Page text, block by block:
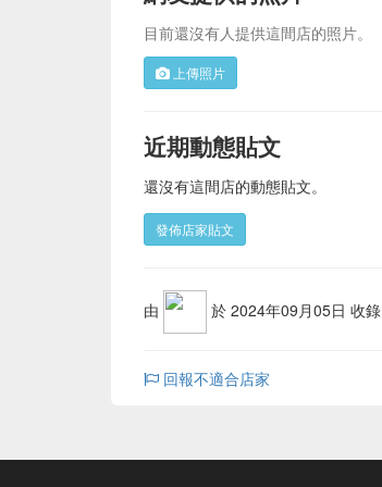
目前還沒有人提供這間店的照片。
上傳照片
近期動態貼文
還沒有這間店的動態貼文。
發佈店家貼文
由 於 2024年09月05日 收錄
回報不適合店家